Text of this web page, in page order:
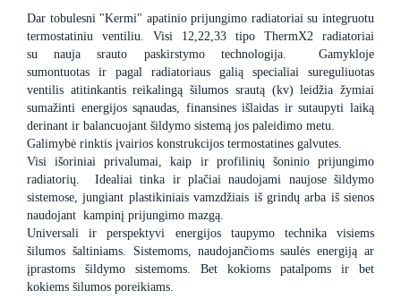
Dar tobulesni "Kermi" apatinio prijungimo radiatoriai su integruotu
termostatiniu ventiliu. Visi 12,22,33 tipo ThermX2 radiatoriai
su nauja srauto paskirstymo technologija. Gamykloje
sumontuotas ir pagal radiatoriaus galią specialiai sureguliuotas
ventilis atitinkantis reikalingą šilumos srautą (kv) leidžia žymiai
sumažinti energijos sąnaudas, finansines išlaidas ir sutaupyti laiką
derinant ir balancuojant šildymo sistemą jos paleidimo metu.
Galimybė rinktis įvairios konstrukcijos termostatines galvutes.
Visi išoriniai privalumai, kaip ir profilinių šoninio prijungimo
radiatorių. Idealiai tinka ir plačiai naudojami naujose šildymo
sistemose, jungiant plastikiniais vamzdžiais iš grindų arba iš sienos
naudojant kampinį prijungimo mazgą.
Universali ir perspektyvi energijos taupymo technika visiems
šilumos šaltiniams. Sistemoms, naudojančioms saulės energiją ar
įprastoms šildymo sistemoms. Bet kokioms patalpoms ir bet
kokiems šilumos poreikiams.